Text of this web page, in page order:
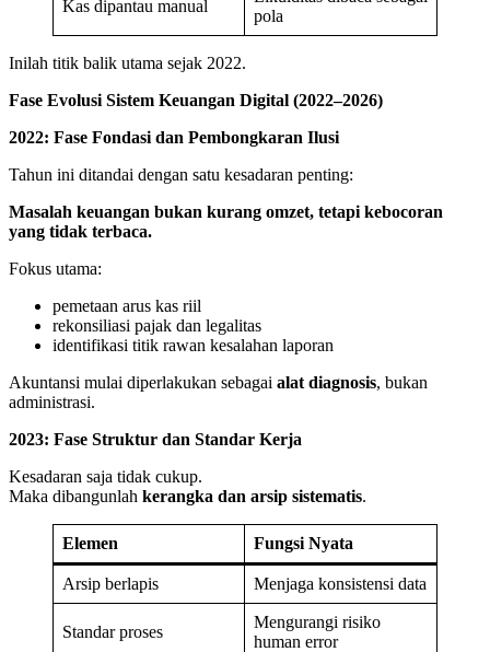
Kas dipantau manual
pola
Inilah titik balik utama sejak 2022.
Fase Evolusi Sistem Keuangan Digital (2022–2026)
2022: Fase Fondasi dan Pembongkaran Ilusi
Tahun ini ditandai dengan satu kesadaran penting:
Masalah keuangan bukan kurang omzet, tetapi kebocoran
yang tidak terbaca.
Fokus utama:
pemetaan arus kas riil
rekonsiliasi pajak dan legalitas
identifikasi titik rawan kesalahan laporan
Akuntansi mulai diperlakukan sebagai alat diagnosis, bukan
administrasi.
2023: Fase Struktur dan Standar Kerja
Kesadaran saja tidak cukup.
Maka dibangunlah kerangka dan arsip sistematis.
Elemen Fungsi Nyata
Arsip berlapis Menjaga konsistensi data
Standar proses
Mengurangi risiko
human error